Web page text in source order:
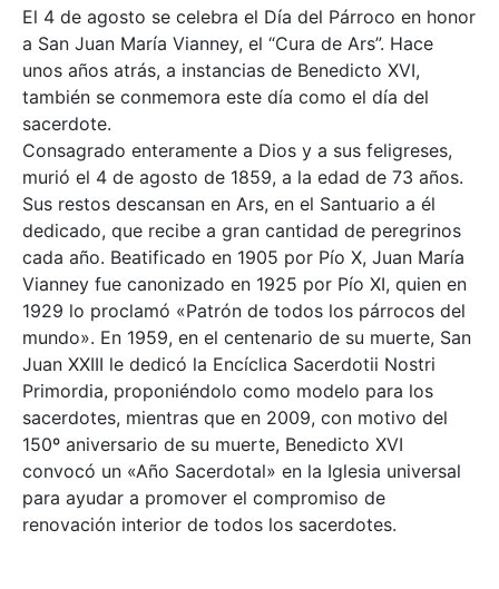
El 4 de agosto se celebra el Día del Párroco en honor
a San Juan María Vianney, el “Cura de Ars”. Hace
unos años atrás, a instancias de Benedicto XVI,
también se conmemora este día como el día del
sacerdote.
Consagrado enteramente a Dios y a sus feligreses,
murió el 4 de agosto de 1859, a la edad de 73 años.
Sus restos descansan en Ars, en el Santuario a él
dedicado, que recibe a gran cantidad de peregrinos
cada año. Beatificado en 1905 por Pío X, Juan María
Vianney fue canonizado en 1925 por Pío XI, quien en
1929 lo proclamó «Patrón de todos los párrocos del
mundo». En 1959, en el centenario de su muerte, San
Juan XXIII le dedicó la Encíclica Sacerdotii Nostri
Primordia, proponiéndolo como modelo para los
sacerdotes, mientras que en 2009, con motivo del
150º aniversario de su muerte, Benedicto XVI
convocó un «Año Sacerdotal» en la Iglesia universal
para ayudar a promover el compromiso de
renovación interior de todos los sacerdotes.